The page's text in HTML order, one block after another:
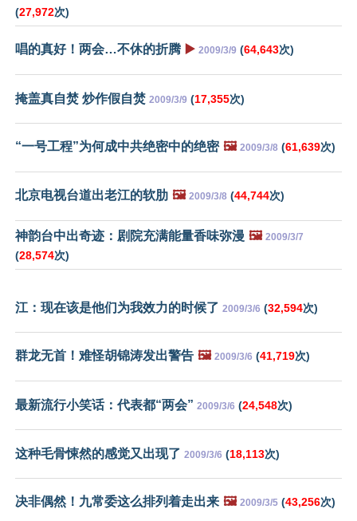
(27,972次)
唱的真好！两会…不休的折腾 ▶️ 2009/3/9 (64,643次)
掩盖真自焚 炒作假自焚 2009/3/9 (17,355次)
“一号工程”为何成中共绝密中的绝密 🖼️ 2009/3/8 (61,639次)
北京电视台道出老江的软肋 🖼️ 2009/3/8 (44,744次)
神韵台中出奇迹：剧院充满能量香味弥漫 🖼️ 2009/3/7
(28,574次)
江：现在该是他们为我效力的时候了 2009/3/6 (32,594次)
群龙无首！难怪胡锦涛发出警告 🖼️ 2009/3/6 (41,719次)
最新流行小笑话：代表都“两会” 2009/3/6 (24,548次)
这种毛骨悚然的感觉又出现了 2009/3/6 (18,113次)
决非偶然！九常委这么排列着走出来 🖼️ 2009/3/5 (43,256次)